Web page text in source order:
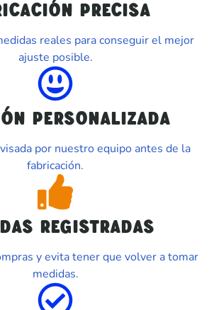
PRECISA
reales para conseguir el mejor
ajuste posible.
PERSONALIZADA
por nuestro equipo antes de la
fabricación.
REGISTRADAS
y evita tener que volver a tomar
medidas.